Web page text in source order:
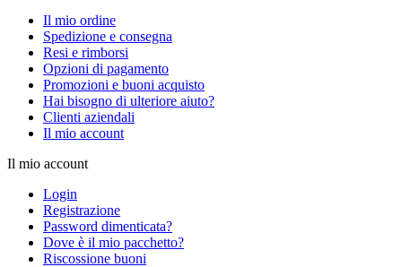
Il mio ordine
Spedizione e consegna
Resi e rimborsi
Opzioni di pagamento
Promozioni e buoni acquisto
Hai bisogno di ulteriore aiuto?
Clienti aziendali
Il mio account
Il mio account
Login
Registrazione
Password dimenticata?
Dove è il mio pacchetto?
Riscossione buoni